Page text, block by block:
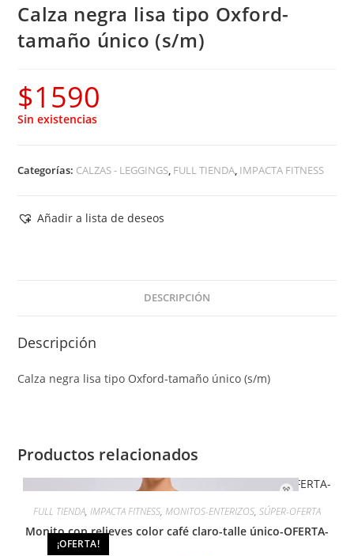
Calza negra lisa tipo Oxford-
tamaño único (s/m)
$1590
Sin existencias
Categorías: CALZAS - LEGGINGS, FULL TIENDA, IMPACTA FITNESS
Añadir a lista de deseos
DESCRIPCIÓN
Descripción
Calza negra lisa tipo Oxford-tamaño único (s/m)
Productos relacionados
¡OFERTA!
FULL TIENDA, IMPACTA FITNESS, MONITOS-ENTERIZOS, SÚPER-OFERTA
Monito con relieves color café claro-talle único-OFERTA-